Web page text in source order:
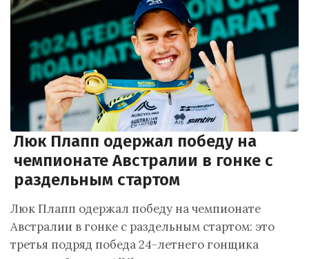
Люк Плапп одержал победу на
чемпионате Австралии в гонке с
раздельным стартом
Люк Плапп одержал победу на чемпионате
Австралии в гонке с раздельным стартом: это
третья подряд победа 24-летнего гонщика